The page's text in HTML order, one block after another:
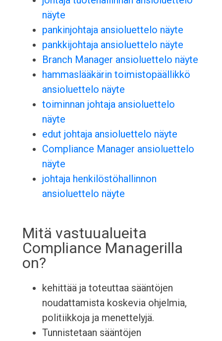
näyte
pankinjohtaja ansioluettelo näyte
pankkijohtaja ansioluettelo näyte
Branch Manager ansioluettelo näyte
hammaslääkärin toimistopäällikkö
ansioluettelo näyte
toiminnan johtaja ansioluettelo
näyte
edut johtaja ansioluettelo näyte
Compliance Manager ansioluettelo
näyte
johtaja henkilöstöhallinnon
ansioluettelo näyte
Mitä vastuualueita
Compliance Managerilla
on?
kehittää ja toteuttaa sääntöjen
noudattamista koskevia ohjelmia,
politiikkoja ja menettelyjä.
Tunnistetaan sääntöjen